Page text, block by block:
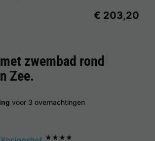
€ 203,20
zwembad rond
Zee.
voor 3 overnachtingen
★★★★